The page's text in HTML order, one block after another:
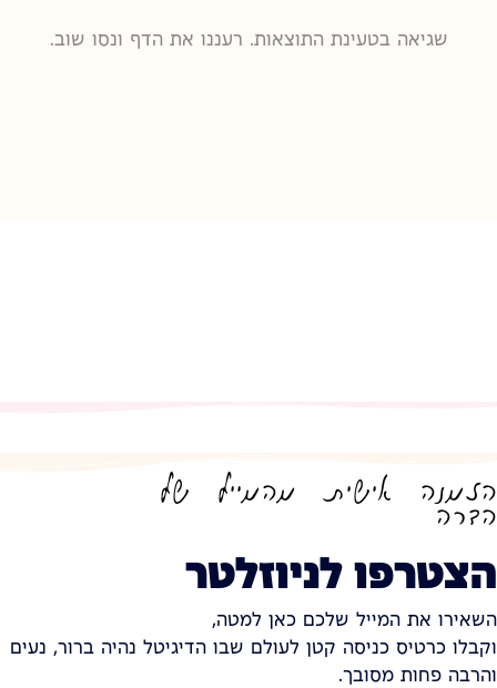
שגיאה בטעינת התוצאות. רעננו את הדף ונסו שוב.
הזמנה אישית מהמייל של
הדרה
הצטרפו לניוזלטר
השאירו את המייל שלכם כאן למטה,
וקבלו כרטיס כניסה קטן לעולם שבו הדיגיטל נהיה ברור, נעים
והרבה פחות מסובך.